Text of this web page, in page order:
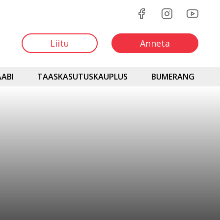
Liitu Anneta
TAASKASUTUSKAUPLUS BUMERANG